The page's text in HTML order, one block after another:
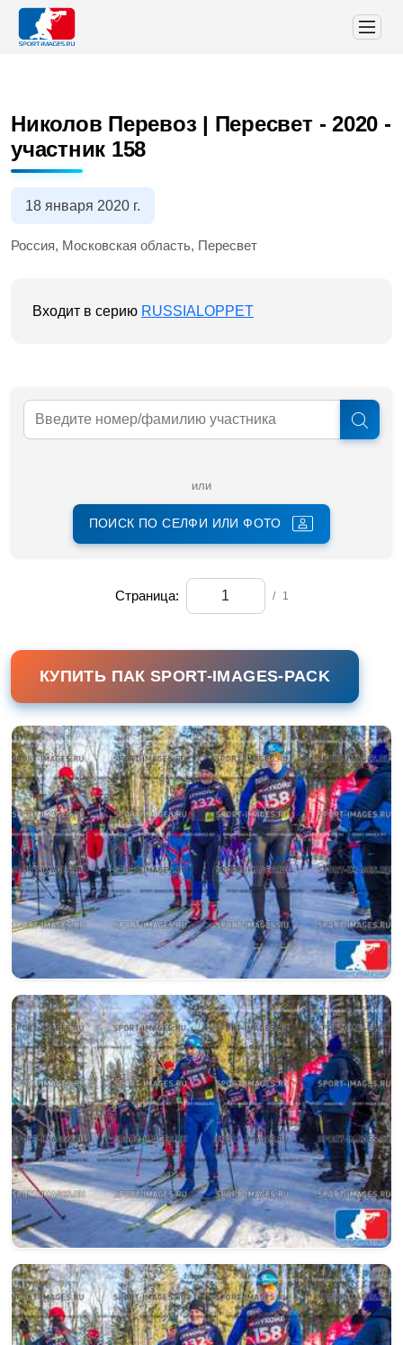
Николов Перевоз | Пересвет - 2020 -
участник 158
18 января 2020 г.
Россия, Московская область, Пересвет
Входит в серию RUSSIALOPPET
или
ПОИСК ПО СЕЛФИ ИЛИ ФОТО
Страница: / 1
КУПИТЬ ПАК SPORT-IMAGES-PACK